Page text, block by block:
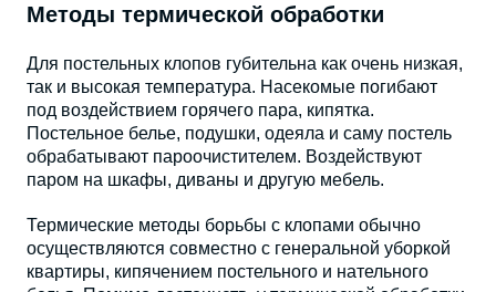
Методы термической обработки
Для постельных клопов губительна как очень низкая,
так и высокая температура. Насекомые погибают
под воздействием горячего пара, кипятка.
Постельное белье, подушки, одеяла и саму постель
обрабатывают пароочистителем. Воздействуют
паром на шкафы, диваны и другую мебель.
Термические методы борьбы с клопами обычно
осуществляются совместно с генеральной уборкой
квартиры, кипячением постельного и нательного